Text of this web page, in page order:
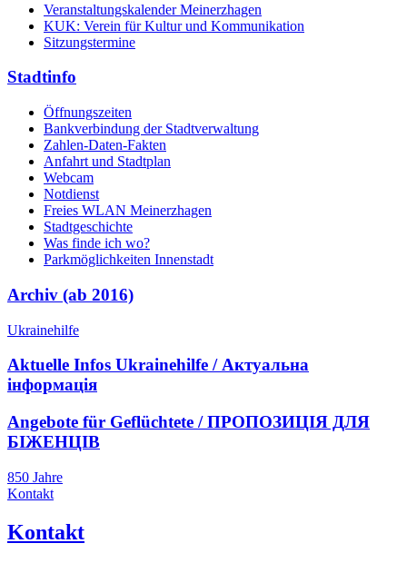
Veranstaltungskalender Meinerzhagen
KUK: Verein für Kultur und Kommunikation
Sitzungstermine
Stadtinfo
Öffnungszeiten
Bankverbindung der Stadtverwaltung
Zahlen-Daten-Fakten
Anfahrt und Stadtplan
Webcam
Notdienst
Freies WLAN Meinerzhagen
Stadtgeschichte
Was finde ich wo?
Parkmöglichkeiten Innenstadt
Archiv (ab 2016)
Ukrainehilfe
Aktuelle Infos Ukrainehilfe / Актуальна
інформація
Angebote für Geflüchtete / ПРОПОЗИЦІЯ ДЛЯ
БІЖЕНЦІВ
850 Jahre
Kontakt
Kontakt